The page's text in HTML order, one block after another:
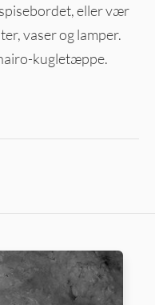
eller vær
vaser og lamper.
kugletæppe.